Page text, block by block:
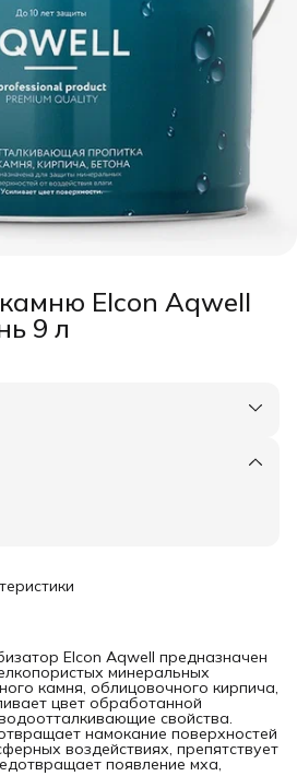
Elcon Aqwell
9 л
Elcon Aqwell предназначен
минеральных
камня, облицовочного кирпича,
цвет обработанной
свойства.
намокание поверхностей
воздействиях, препятствует
появление мха,